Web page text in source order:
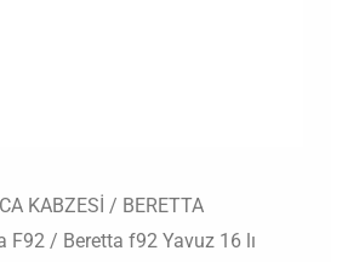
KABZESİ / BERETTA
F92 / Beretta f92 Yavuz 16 lı